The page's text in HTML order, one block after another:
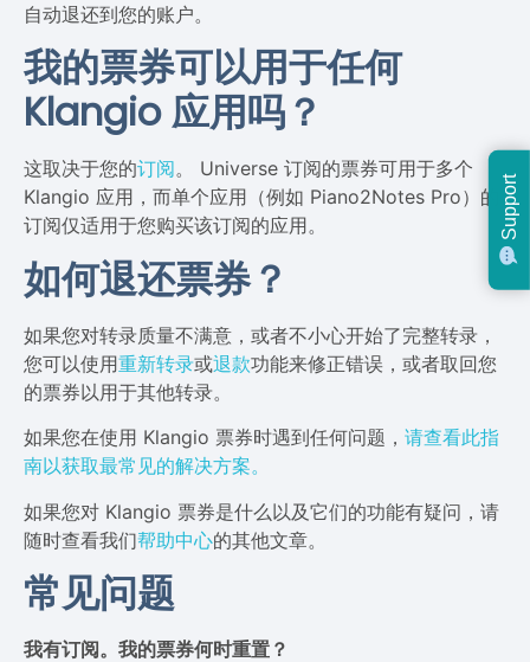
自动退还到您的账户。
我的票券可以用于任何
Klangio 应用吗？
这取决于您的订阅。 Universe 订阅的票券可用于多个
Klangio 应用，而单个应用（例如 Piano2Notes Pro）的
订阅仅适用于您购买该订阅的应用。
如何退还票券？
如果您对转录质量不满意，或者不小心开始了完整转录，
您可以使用重新转录或退款功能来修正错误，或者取回您
的票券以用于其他转录。
如果您在使用 Klangio 票券时遇到任何问题， 请查看此指
南以获取最常见的解决方案。
如果您对 Klangio 票券是什么以及它们的功能有疑问，请
随时查看我们帮助中心的其他文章。
常见问题
我有订阅。我的票券何时重置？
Support